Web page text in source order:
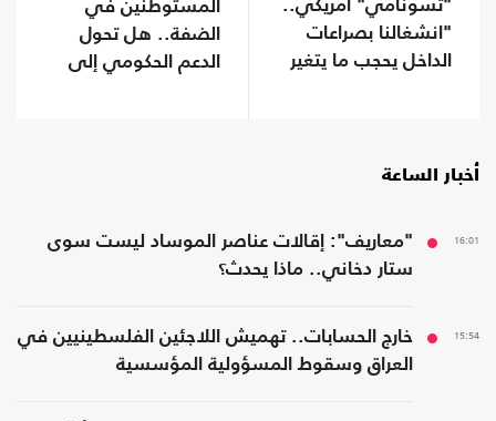
"تسونامي" أمريكي..
"انشغالنا بصراعات
الداخل يحجب ما يتغير
المستوطنين في
الضفة.. هل تحول
الدعم الحكومي إلى
أخبار الساعة
16:01
"معاريف": إقالات عناصر الموساد ليست سوى
ستار دخاني.. ماذا يحدث؟
15:54
خارج الحسابات.. تهميش اللاجئين الفلسطينيين في
العراق وسقوط المسؤولية المؤسسية